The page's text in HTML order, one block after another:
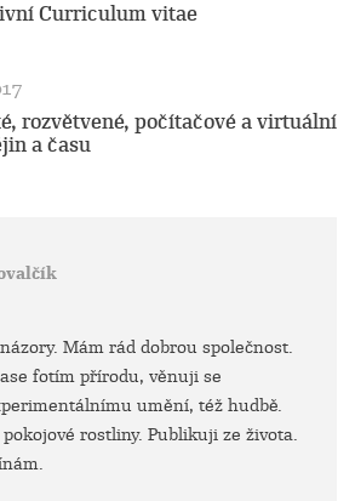
Curriculum vitae
rozvětvené, počítačové a virtuální
a času
Mám rád dobrou společnost.
fotím přírodu, věnuji se
umění, též hudbě.
rostliny. Publikuji ze života.